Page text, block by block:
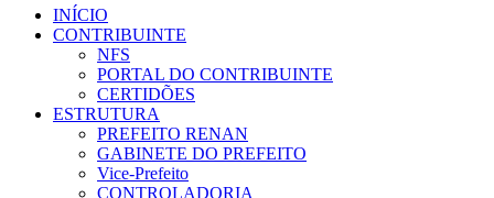
INÍCIO
CONTRIBUINTE
NFS
PORTAL DO CONTRIBUINTE
CERTIDÕES
ESTRUTURA
PREFEITO RENAN
GABINETE DO PREFEITO
Vice-Prefeito
CONTROLADORIA